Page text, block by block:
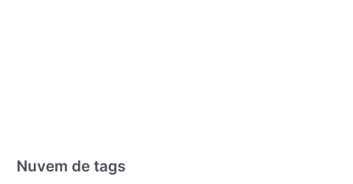
Nuvem de tags